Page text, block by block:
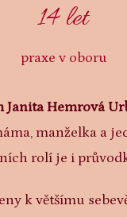
14 let
praxe v oboru
Janita Hemrová
manželka a
rolí je i
k většímu